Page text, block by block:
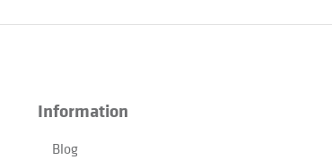
Information
Blog